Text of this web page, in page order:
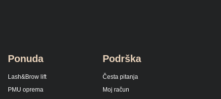
Ponuda
Lash&Brow lift
PMU oprema
Podrška
Česta pitanja
Moj račun